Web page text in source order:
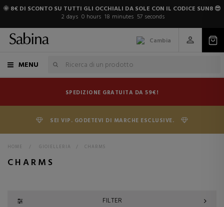
🌞 8€ DI SCONTO SU TUTTI GLI OCCHIALI DA SOLE CON IL CODICE SUN8 😎
2 days 0 hours 18 minutes 56 seconds
Cambia
MENU
SPEDIZIONE GRATUITA DA 59€!
SEI VIP. GODETEVI DI MARCHE ESCLUSIVE.
HOME > GIOIELLERIA > CHARMS
CHARMS
FILTER